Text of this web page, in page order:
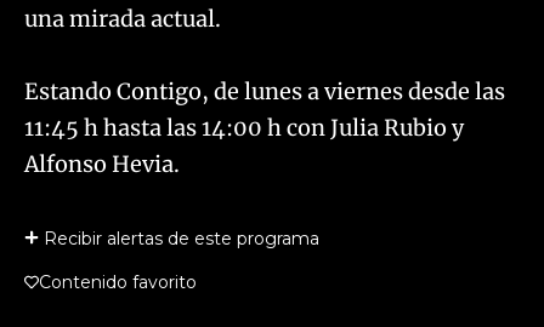
una mirada actual.
Estando Contigo, de lunes a viernes desde las
11:45 h hasta las 14:00 h con Julia Rubio y
Alfonso Hevia.
Recibir alertas de este programa
Contenido favorito